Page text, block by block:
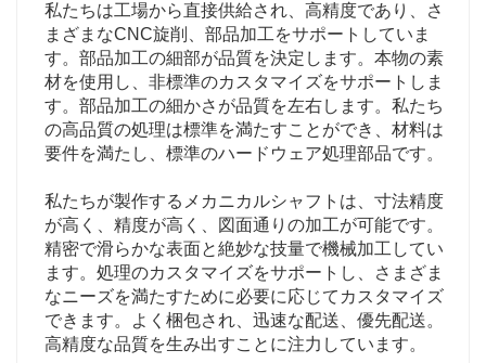
私たちは工場から直接供給され、高精度であり、さ
まざまなCNC旋削、部品加工をサポートしていま
す。部品加工の細部が品質を決定します。本物の素
材を使用し、非標準のカスタマイズをサポートしま
す。部品加工の細かさが品質を左右します。私たち
の高品質の処理は標準を満たすことができ、材料は
要件を満たし、標準のハードウェア処理部品です。
私たちが製作するメカニカルシャフトは、寸法精度
が高く、精度が高く、図面通りの加工が可能です。
精密で滑らかな表面と絶妙な技量で機械加工してい
ます。処理のカスタマイズをサポートし、さまざま
なニーズを満たすために必要に応じてカスタマイズ
できます。よく梱包され、迅速な配送、優先配送。
高精度な品質を生み出すことに注力しています。